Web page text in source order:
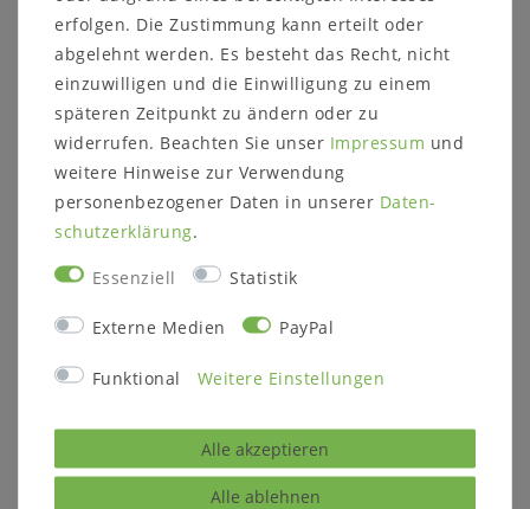
Höhe: 90 cm
Tiefe: 45 cm
Weitere Informationen zum
Programm:
Holzart:
Wildeiche mit Wuchsrissen
Massivholz ist ein organisches Material, das
anpasst. Im Laufe der Zeit können
Farbveränderungen
und Rissbildungen entstehen, verstärkt durch
auch Temperatur und Luftfeuchtigkeit der
Weiße Oberflächen können sich mit der Zeit
farblich verändern und die Äste werden
sichtbarer. Spannungen im Holz, sowie
erfolgen. Die Zustimmung kann erteilt oder
abgelehnt werden. Es besteht das Recht, nicht
einzuwilligen und die Einwilligung zu einem
späteren Zeitpunkt zu ändern oder zu
widerrufen. Beachten Sie unser Impressum und
weitere Hinweise zur Verwendung
personenbezogener Daten in unserer Daten­
schutz­erklärung.
Essenziell Statistik
Externe Medien PayPal
Funktional Weitere Einstellungen
Alle akzeptieren
Alle ablehnen